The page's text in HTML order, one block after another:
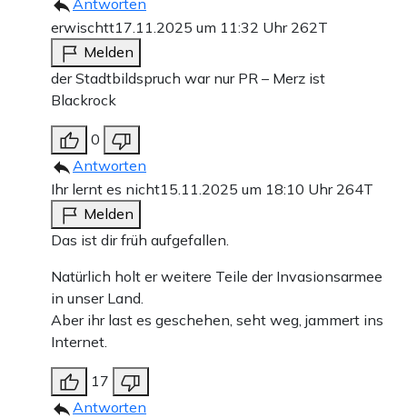
Antworten
erwischtt17.11.2025 um 11:32 Uhr 262T
Melden
der Stadtbildspruch war nur PR – Merz ist
Blackrock
0
Antworten
Ihr lernt es nicht15.11.2025 um 18:10 Uhr 264T
Melden
Das ist dir früh aufgefallen.
Natürlich holt er weitere Teile der Invasionsarmee
in unser Land.
Aber ihr last es geschehen, seht weg, jammert ins
Internet.
17
Antworten